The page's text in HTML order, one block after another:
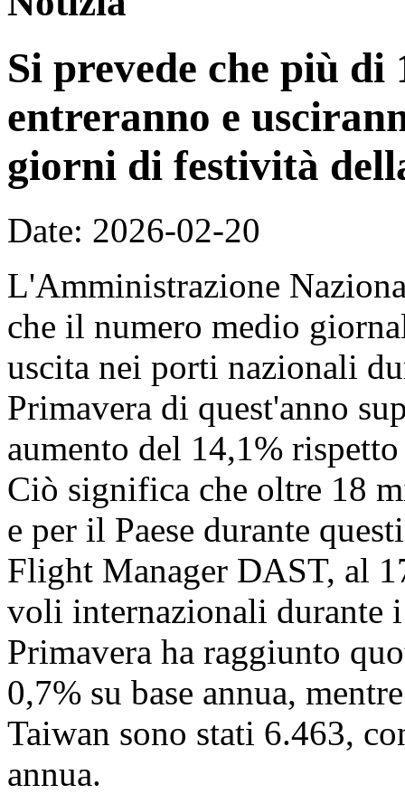
Si prevede che più
entreranno e
giorni di festività
Date: 2026-02-20
L'Amministrazione
che il numero medio
uscita nei porti nazionali
Primavera di quest'anno
aumento del 14,1%
Ciò significa che oltre 18
e per il Paese durante
Flight Manager DAST, al
voli internazionali durante
Primavera ha raggiunto
0,7% su base annua,
Taiwan sono stati 6.463,
annua.